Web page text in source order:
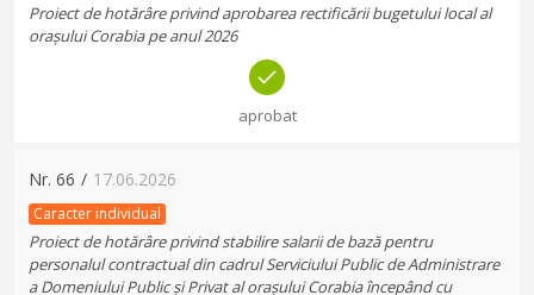
Proiect de hotărâre privind aprobarea rectificării bugetului local al
orașului Corabia pe anul 2026
aprobat
Nr. 66 / 17.06.2026
Caracter individual
Proiect de hotărâre privind stabilire salarii de bază pentru
personalul contractual din cadrul Serviciului Public de Administrare
a Domeniului Public și Privat al orașului Corabia începând cu